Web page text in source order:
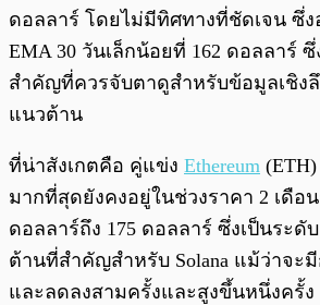
ดอลลาร์ โดยไม่มีทิศทางที่ชัดเจน ซึ่ง
EMA 30 วันเล็กน้อยที่ 162 ดอลลาร์
สำคัญที่ควรจับตาดูสำหรับข้อมูลเชิง
แนวต้าน
ที่น่าสังเกตคือ คู่แข่ง Ethereum
มากที่สุดยังคงอยู่ในช่วงราคา 2 เดือน
ดอลลาร์ถึง 175 ดอลลาร์ ซึ่งเป็นระดั
ต้านที่สำคัญสำหรับ Solana แม้ว่าจะมี
และลดลงสามครั้งและสูงขึ้นหนึ่งครั้ง